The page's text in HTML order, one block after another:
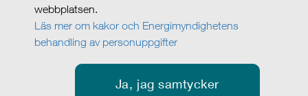
webbplatsen.
Läs mer om kakor och Energimyndighetens
behandling av personuppgifter
Ja, jag samtycker